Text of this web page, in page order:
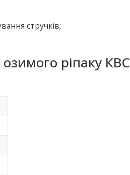
стручків;
ріпаку КВС